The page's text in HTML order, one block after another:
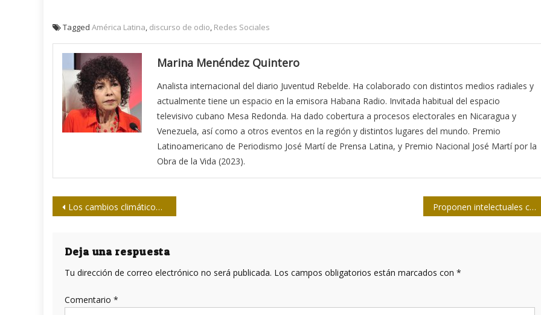
Tagged América Latina, discurso de odio, Redes Sociales
Marina Menéndez Quintero
Analista internacional del diario Juventud Rebelde. Ha colaborado con distintos medios radiales y
actualmente tiene un espacio en la emisora Habana Radio. Invitada habitual del espacio
televisivo cubano Mesa Redonda. Ha dado cobertura a procesos electorales en Nicaragua y
Venezuela, así como a otros eventos en la región y distintos lugares del mundo. Premio
Latinoamericano de Periodismo José Martí de Prensa Latina, y Premio Nacional José Martí por la
Obra de la Vida (2023).
Navegación
entradas
Los cambios climáticos empinan sus apéndices al mundo de la ficción Proponen intelectuales cubanos relanzar programa de lectura
Deja una respuesta
Tu dirección de correo electrónico no será publicada. Los campos obligatorios están marcados con *
Comentario *